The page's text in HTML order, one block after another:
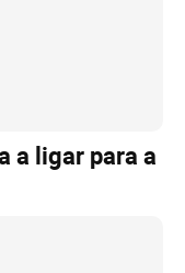
a ligar para a